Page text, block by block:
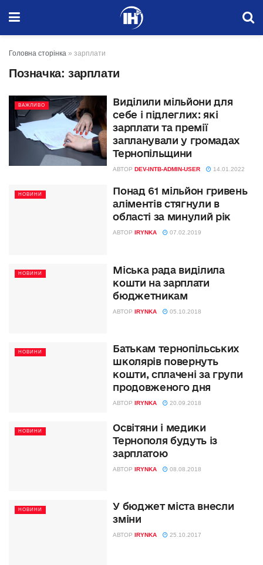
Головна сторінка » зарплати
Позначка: зарплати
ВАЖЛИВО
Виділили мільйони для
себе і підлеглих: які
зарплати та премії
запланували у громадах
Тернопільщини
АВТОР DEV-INTB-ADMIN-USER 14.01.2022
НОВИНИ
Понад 61 мільйон гривень
аліментів стягнули в
області за минулий рік
АВТОР IRYNKA 07.02.2019
НОВИНИ
Міська рада виділила
кошти на зарплати
бюджетникам
АВТОР IRYNKA 05.10.2018
НОВИНИ
Батькам тернопільських
школярів повернуть
кошти, сплачені за групи
продовженого дня
АВТОР IRYNKA 20.09.2018
НОВИНИ
Освітяни і медики
Тернополя будуть із
зарплатою
АВТОР IRYNKA 08.08.2018
НОВИНИ
У бюджет міста внесли
зміни
АВТОР IRYNKA 25.10.2017